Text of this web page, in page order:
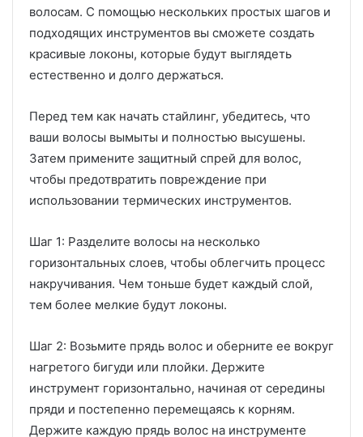
волосам. С помощью нескольких простых шагов и
подходящих инструментов вы сможете создать
красивые локоны, которые будут выглядеть
естественно и долго держаться.
Перед тем как начать стайлинг, убедитесь, что
ваши волосы вымыты и полностью высушены.
Затем примените защитный спрей для волос,
чтобы предотвратить повреждение при
использовании термических инструментов.
Шаг 1: Разделите волосы на несколько
горизонтальных слоев, чтобы облегчить процесс
накручивания. Чем тоньше будет каждый слой,
тем более мелкие будут локоны.
Шаг 2: Возьмите прядь волос и оберните ее вокруг
нагретого бигуди или плойки. Держите
инструмент горизонтально, начиная от середины
пряди и постепенно перемещаясь к корням.
Держите каждую прядь волос на инструменте